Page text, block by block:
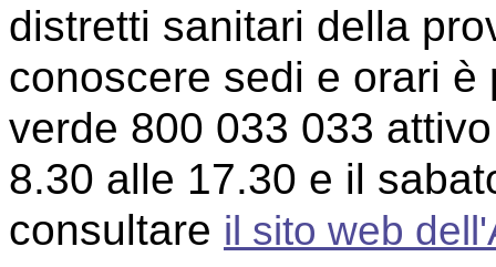
distretti sanitari della
conoscere sedi e orari
verde 800 033 033
8.30 alle 17.30 e il
consultare il sito web